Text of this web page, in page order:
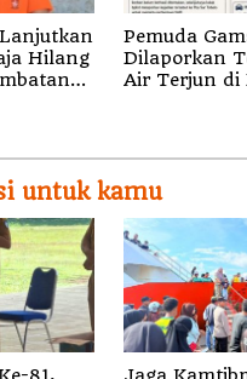
Hilang
Pemuda
Dilaporkan
Air Terjun di
untuk kamu